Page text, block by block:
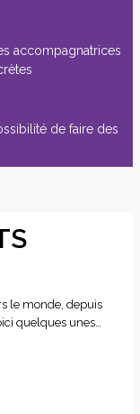
accompagnatrices
de faire des
le monde, depuis
quelques unes…